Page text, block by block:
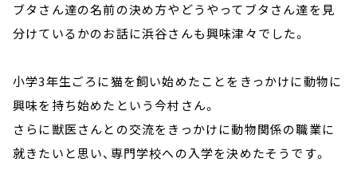
ブタさん達の名前の決め方やどうやってブタさん達を見
分けているかのお話に浜谷さんも興味津々でした。
小学3年生ごろに猫を飼い始めたことをきっかけに動物に
興味を持ち始めたという今村さん。
さらに獣医さんとの交流をきっかけに動物関係の職業に
就きたいと思い、専門学校への入学を決めたそうです。